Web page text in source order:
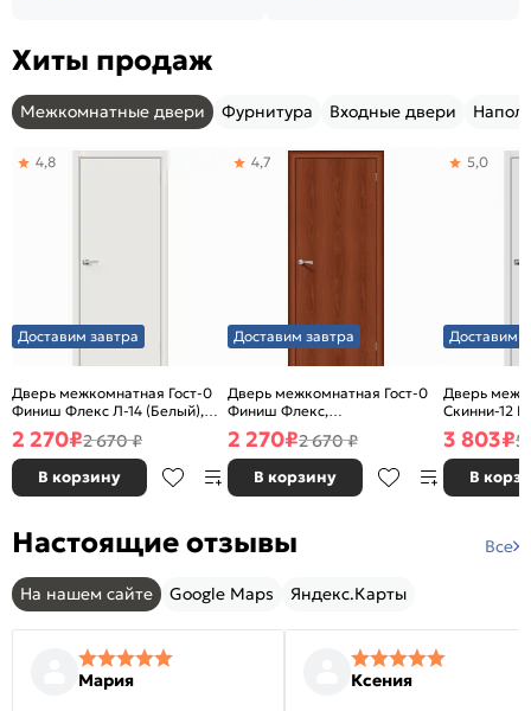
Хиты продаж
Межкомнатные двери Фурнитура Входные двери
Доставим завтра
Дверь межкомнатная Гост-0
Финиш Флекс Л-14 (Белый),
глухая, каркасно-щитовая
4,8
2 270₽2 670 ₽
В корзину
Доставим завтра
Дверь межкомнатная Гост-0
Финиш Флекс,
Ламинированные Л-11
(ИталОрех), глухая, каркасно-
щитовая
4,7
2 270₽2 670 ₽
В корзину
Доставим
Дверь
Скинни-12
глухая,
5,0
3 803₽5
В
Настоящие отзывы Все
На нашем сайте Google Maps Яндекс.Карты
Мария Ксения